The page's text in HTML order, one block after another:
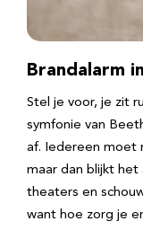
Brandalarm
Stel je voor, je zit
symfonie van
af. Iedereen moet
maar dan blijkt
theaters en
want hoe zorg je